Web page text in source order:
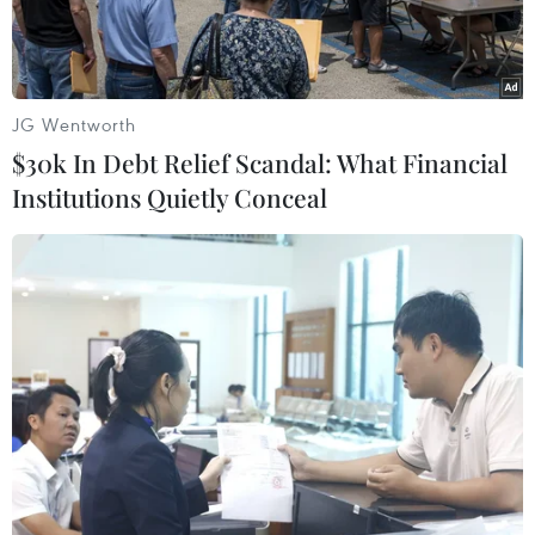
Ông Churchill có vài bộ răng giả. (Nguồn: CNN)
Theo CNN, một bộ răng giả của cố Thủ tướng
Anh Winston Churchill dự kiến sẽ có giá lên tới
8.000 bảng Anh (10.000 USD) khi nó được bán ở
JG Wentworth
$30k In Debt Relief Scandal: What Financial
Institutions Quietly Conceal